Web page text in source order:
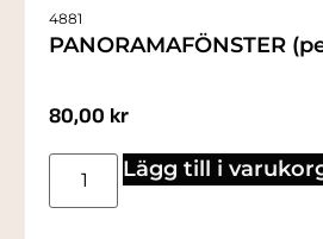
4881
PANORAMAFÖNSTER
80,00 kr
Lägg till i